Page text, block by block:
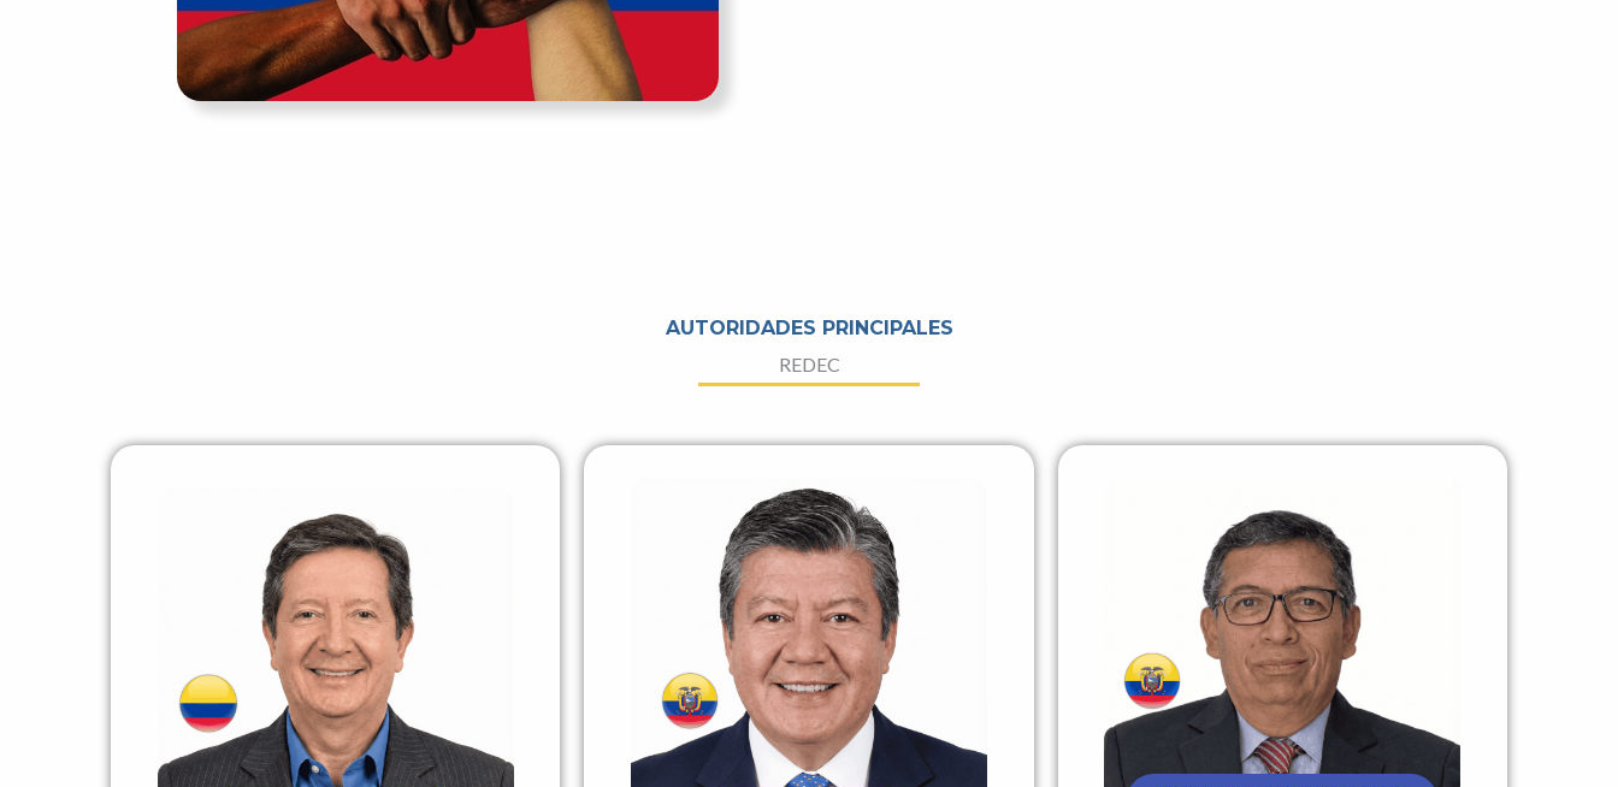
AUTORIDADES PRINCIPALES
REDEC